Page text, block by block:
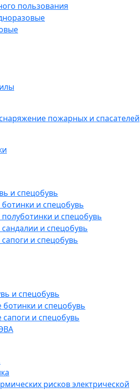
пользования
пожарных и спасателей
и спецобувь
и спецобувь
и спецобувь
и спецобувь
и спецобувь
и спецобувь
и спецобувь
и спецобувь
рисков электрической